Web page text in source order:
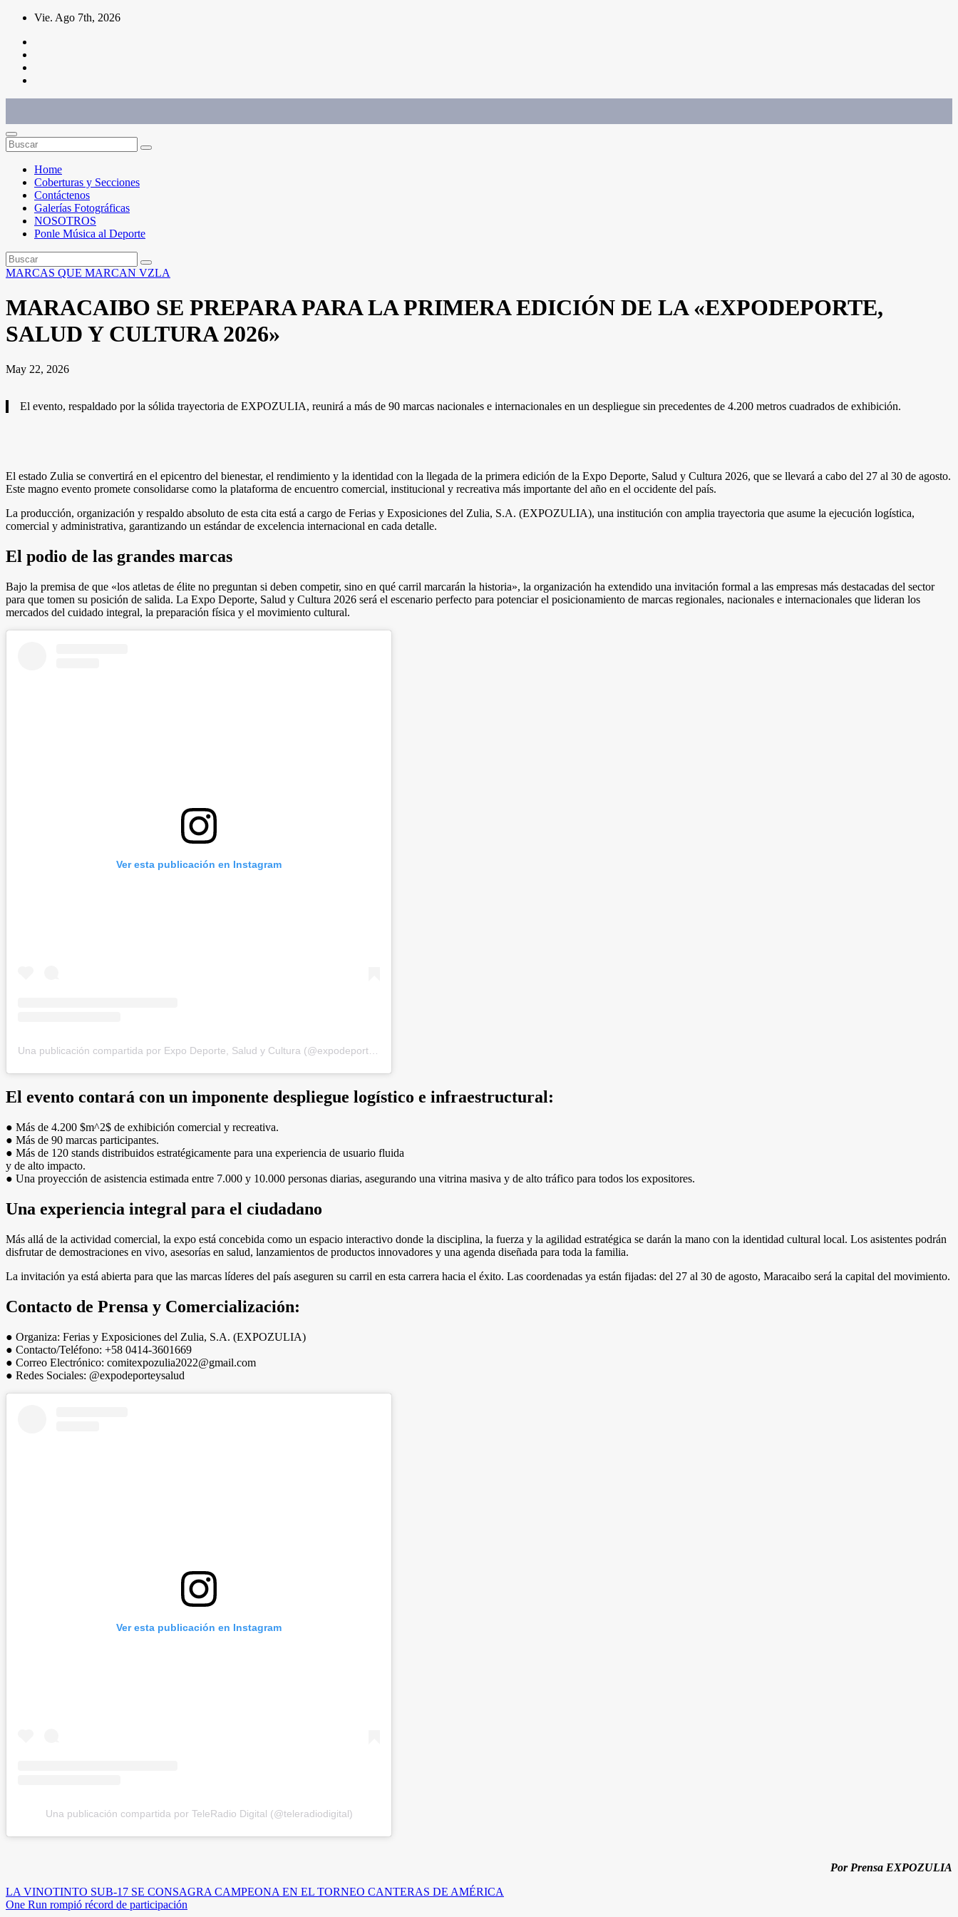
Saltar
contenido
Vie. Ago 7th, 2026
Home
Coberturas y Secciones
Contáctenos
Galerías Fotográficas
NOSOTROS
Ponle Música al Deporte
MARCAS QUE MARCAN VZLA
MARACAIBO SE PREPARA PARA LA PRIMERA EDICIÓN DE LA «EXPODEPORTE,
SALUD Y CULTURA 2026»
May 22, 2026
El evento, respaldado por la sólida trayectoria de EXPOZULIA, reunirá a más de 90 marcas nacionales e internacionales en un despliegue sin precedentes de 4.200 metros cuadrados de exhibición.
El estado Zulia se convertirá en el epicentro del bienestar, el rendimiento y la identidad con la llegada de la primera edición de la Expo Deporte, Salud y Cultura 2026, que se llevará a cabo del 27 al 30 de agosto.
Este magno evento promete consolidarse como la plataforma de encuentro comercial, institucional y recreativa más importante del año en el occidente del país.
La producción, organización y respaldo absoluto de esta cita está a cargo de Ferias y Exposiciones del Zulia, S.A. (EXPOZULIA), una institución con amplia trayectoria que asume la ejecución logística,
comercial y administrativa, garantizando un estándar de excelencia internacional en cada detalle.
El podio de las grandes marcas
Bajo la premisa de que «los atletas de élite no preguntan si deben competir, sino en qué carril marcarán la historia», la organización ha extendido una invitación formal a las empresas más destacadas del sector
para que tomen su posición de salida. La Expo Deporte, Salud y Cultura 2026 será el escenario perfecto para potenciar el posicionamiento de marcas regionales, nacionales e internacionales que lideran los
mercados del cuidado integral, la preparación física y el movimiento cultural.
Ver esta publicación en Instagram
Una publicación compartida por Expo Deporte, Salud y Cultura (@expodeporteysalud)
El evento contará con un imponente despliegue logístico e infraestructural:
● Más de 4.200 $m^2$ de exhibición comercial y recreativa.
● Más de 90 marcas participantes.
● Más de 120 stands distribuidos estratégicamente para una experiencia de usuario fluida
y de alto impacto.
● Una proyección de asistencia estimada entre 7.000 y 10.000 personas diarias, asegurando una vitrina masiva y de alto tráfico para todos los expositores.
Una experiencia integral para el ciudadano
Más allá de la actividad comercial, la expo está concebida como un espacio interactivo donde la disciplina, la fuerza y la agilidad estratégica se darán la mano con la identidad cultural local. Los asistentes podrán
disfrutar de demostraciones en vivo, asesorías en salud, lanzamientos de productos innovadores y una agenda diseñada para toda la familia.
La invitación ya está abierta para que las marcas líderes del país aseguren su carril en esta carrera hacia el éxito. Las coordenadas ya están fijadas: del 27 al 30 de agosto, Maracaibo será la capital del movimiento.
Contacto de Prensa y Comercialización:
● Organiza: Ferias y Exposiciones del Zulia, S.A. (EXPOZULIA)
● Contacto/Teléfono: +58 0414-3601669
● Correo Electrónico: comitexpozulia2022@gmail.com
● Redes Sociales: @expodeporteysalud
Ver esta publicación en Instagram
Una publicación compartida por TeleRadio Digital (@teleradiodigital)
Por Prensa EXPOZULIA
Navegación
LA VINOTINTO SUB-17 SE CONSAGRA CAMPEONA EN EL TORNEO CANTERAS DE AMÉRICA
One Run rompió récord de participación